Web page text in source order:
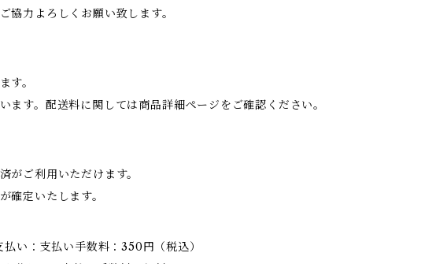
協力よろしくお願い致します。
す。
ます。配送料に関しては商品詳細ページをご確認ください。
がご利用いただけます。
確定いたします。
い：支払い手数料：350円（税込）